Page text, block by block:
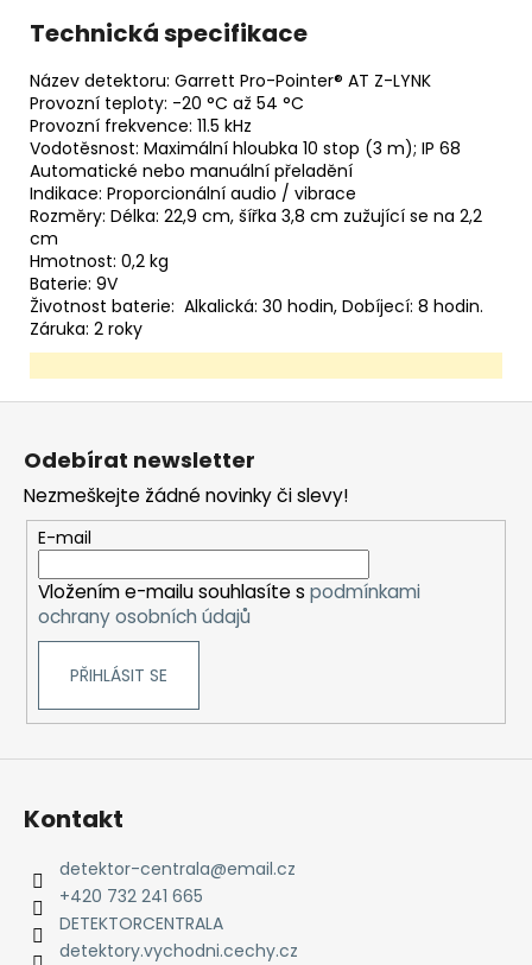
Technická specifikace
Název detektoru: Garrett Pro-Pointer® AT Z-LYNK
Provozní teploty: -20 °C až 54 °C
Provozní frekvence: 11.5 kHz
Vodotěsnost: Maximální hloubka 10 stop (3 m); IP 68
Automatické nebo manuální přeladění
Indikace: Proporcionální audio / vibrace
Rozměry: Délka: 22,9 cm, šířka 3,8 cm zužující se na 2,2
cm
Hmotnost: 0,2 kg
Baterie: 9V
Životnost baterie: Alkalická: 30 hodin, Dobíjecí: 8 hodin.
Záruka: 2 roky
Odebírat newsletter
Nezmeškejte žádné novinky či slevy!
E-mail
Vložením e-mailu souhlasíte s podmínkami
ochrany osobních údajů
PŘIHLÁSIT SE
Kontakt
detektor-centrala@email.cz
+420 732 241 665
DETEKTORCENTRALA
detektory.vychodni.cechy.cz